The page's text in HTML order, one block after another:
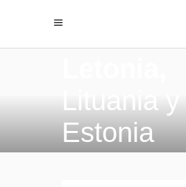
Lituania y
Estonia